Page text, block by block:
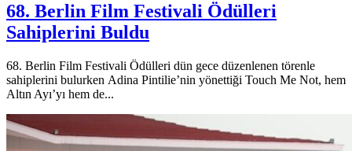
68. Berlin Film Festivali Ödülleri
Sahiplerini Buldu
68. Berlin Film Festivali Ödülleri dün gece düzenlenen törenle
sahiplerini bulurken Adina Pintilie’nin yönettiği Touch Me Not, hem
Altın Ayı’yı hem de...